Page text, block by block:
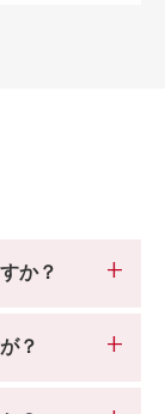
か？
？